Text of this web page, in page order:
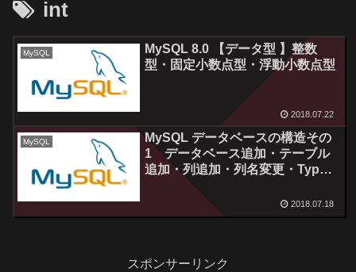
int
MySQL
MySQL 8.0 【データ型 】整数
型・固定小数点型・浮動小数点型
2018.07.22
MySQL
MySQL データベースの構造その
1 データベース追加・テーブル
追加・列追加・列名変更・Type
2018.07.18
スポンサーリンク